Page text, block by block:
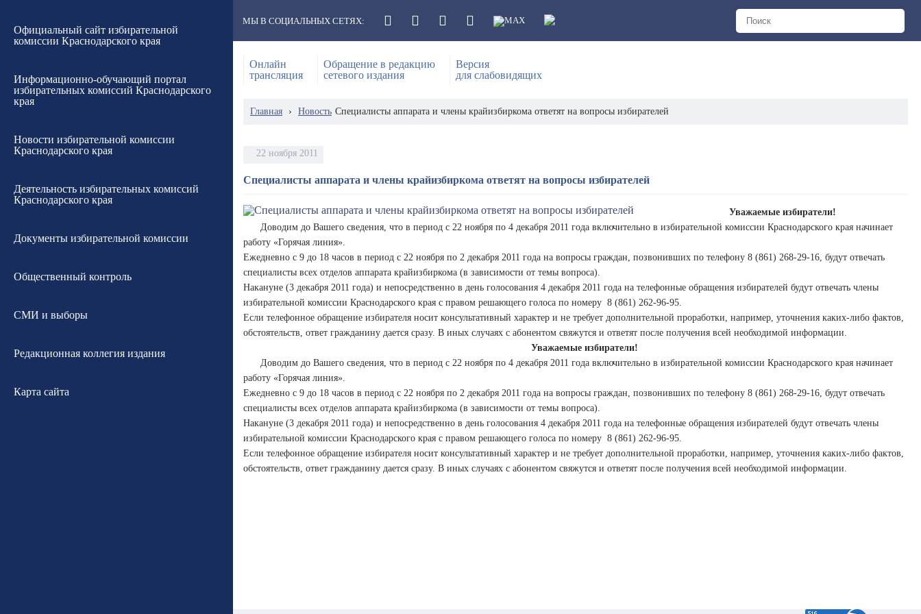
Официальный сайт избирательной
комиссии Краснодарского края
Информационно-обучающий портал
избирательных комиссий Краснодарского
края
Новости избирательной комиссии
Краснодарского края
Деятельность избирательных комиссий
Краснодарского края
Документы избирательной комиссии
Общественный контроль
СМИ и выборы
Редакционная коллегия издания
Карта сайта
МЫ В СОЦИАЛЬНЫХ СЕТЯХ:
Онлайн
трансляция
Обращение в редакцию
сетевого издания
Версия
для слабовидящих
Главная › Новость Специалисты аппарата и члены крайизбиркома ответят на вопросы избирателей
22 ноября 2011
Специалисты аппарата и члены крайизбиркома ответят на вопросы избирателей
Уважаемые избиратели!
Доводим до Вашего сведения, что в период с 22 ноября по 4 декабря 2011 года включительно в избирательной комиссии Краснодарского края начинает
работу «Горячая линия».
Ежедневно с 9 до 18 часов в период с 22 ноября по 2 декабря 2011 года на вопросы граждан, позвонивших по телефону 8 (861) 268-29-16, будут отвечать
специалисты всех отделов аппарата крайизбиркома (в зависимости от темы вопроса).
Накануне (3 декабря 2011 года) и непосредственно в день голосования 4 декабря 2011 года на телефонные обращения избирателей будут отвечать члены
избирательной комиссии Краснодарского края с правом решающего голоса по номеру 8 (861) 262-96-95.
Если телефонное обращение избирателя носит консультативный характер и не требует дополнительной проработки, например, уточнения каких-либо фактов,
обстоятельств, ответ гражданину дается сразу. В иных случаях с абонентом свяжутся и ответят после получения всей необходимой информации.
Уважаемые избиратели!
Доводим до Вашего сведения, что в период с 22 ноября по 4 декабря 2011 года включительно в избирательной комиссии Краснодарского края начинает
работу «Горячая линия».
Ежедневно с 9 до 18 часов в период с 22 ноября по 2 декабря 2011 года на вопросы граждан, позвонивших по телефону 8 (861) 268-29-16, будут отвечать
специалисты всех отделов аппарата крайизбиркома (в зависимости от темы вопроса).
Накануне (3 декабря 2011 года) и непосредственно в день голосования 4 декабря 2011 года на телефонные обращения избирателей будут отвечать члены
избирательной комиссии Краснодарского края с правом решающего голоса по номеру 8 (861) 262-96-95.
Если телефонное обращение избирателя носит консультативный характер и не требует дополнительной проработки, например, уточнения каких-либо фактов,
обстоятельств, ответ гражданину дается сразу. В иных случаях с абонентом свяжутся и ответят после получения всей необходимой информации.